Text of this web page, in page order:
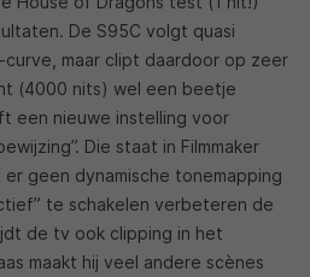
De S95C volgt quasi
maar clipt daardoor op zeer
(4000 nits) wel een beetje
een nieuwe instelling voor
Die staat in Filmmaker
geen dynamische tonemapping
te schakelen verbeteren de
de tv ook clipping in het
maakt hij veel andere scènes